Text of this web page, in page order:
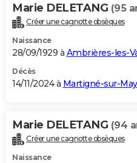
Marie DELETANG (95
Créer une cagnotte obsèques
Naissance
28/09/1929 à Ambrières-les-
Décès
14/11/2024 à Martigné-sur-
Marie DELETANG (94
Créer une cagnotte obsèques
Naissance